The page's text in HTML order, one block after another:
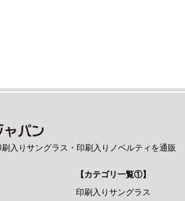
入りサングラス・印刷入りノベルティを通販
【カテゴリ一覧①】
印刷入りサングラス